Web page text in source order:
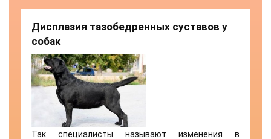
Дисплазия тазобедренных суставов у
собак
Так специалисты называют изменения в